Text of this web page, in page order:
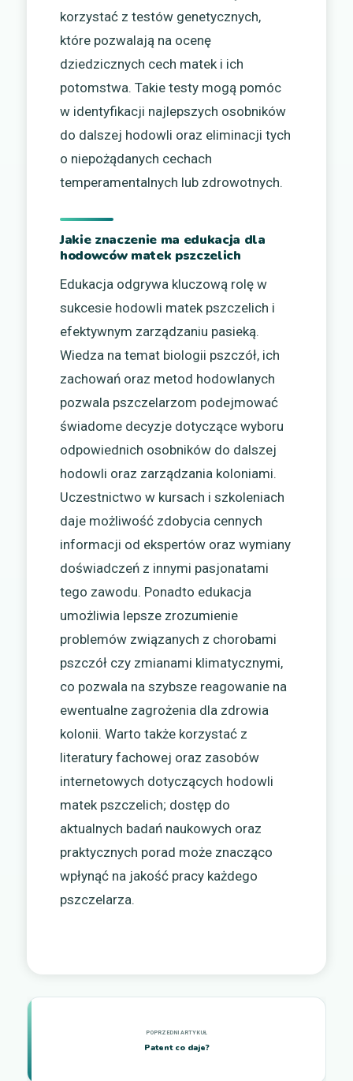
korzystać z testów genetycznych,
które pozwalają na ocenę
dziedzicznych cech matek i ich
potomstwa. Takie testy mogą pomóc
w identyfikacji najlepszych osobników
do dalszej hodowli oraz eliminacji tych
o niepożądanych cechach
temperamentalnych lub zdrowotnych.
Jakie znaczenie ma edukacja dla
hodowców matek pszczelich
Edukacja odgrywa kluczową rolę w
sukcesie hodowli matek pszczelich i
efektywnym zarządzaniu pasieką.
Wiedza na temat biologii pszczół, ich
zachowań oraz metod hodowlanych
pozwala pszczelarzom podejmować
świadome decyzje dotyczące wyboru
odpowiednich osobników do dalszej
hodowli oraz zarządzania koloniami.
Uczestnictwo w kursach i szkoleniach
daje możliwość zdobycia cennych
informacji od ekspertów oraz wymiany
doświadczeń z innymi pasjonatami
tego zawodu. Ponadto edukacja
umożliwia lepsze zrozumienie
problemów związanych z chorobami
pszczół czy zmianami klimatycznymi,
co pozwala na szybsze reagowanie na
ewentualne zagrożenia dla zdrowia
kolonii. Warto także korzystać z
literatury fachowej oraz zasobów
internetowych dotyczących hodowli
matek pszczelich; dostęp do
aktualnych badań naukowych oraz
praktycznych porad może znacząco
wpłynąć na jakość pracy każdego
pszczelarza.
Patent co daje?